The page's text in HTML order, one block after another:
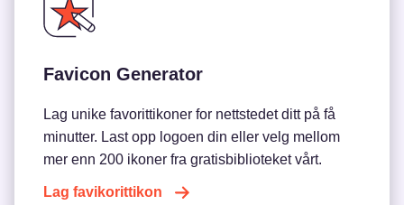
Favicon Generator
Lag unike favorittikoner for nettstedet ditt på få
minutter. Last opp logoen din eller velg mellom
mer enn 200 ikoner fra gratisbiblioteket vårt.
Lag favikorittikon